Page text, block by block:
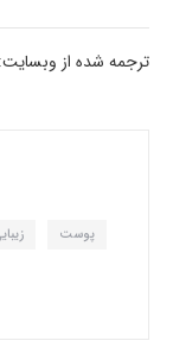
ترجمه شده از وبسایت: www.webmd.com
پوست